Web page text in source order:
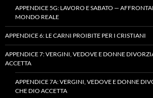
APPENDICE 5G: LAVORO E SABATO —
MONDO REALE
APPENDICE 6: LE CARNI PROIBITE PER I CRISTIANI
APPENDICE 7: VERGINI, VEDOVE E DONNE
ACCETTA
APPENDICE 7A: VERGINI, VEDOVE E DONNE
CHE DIO ACCETTA